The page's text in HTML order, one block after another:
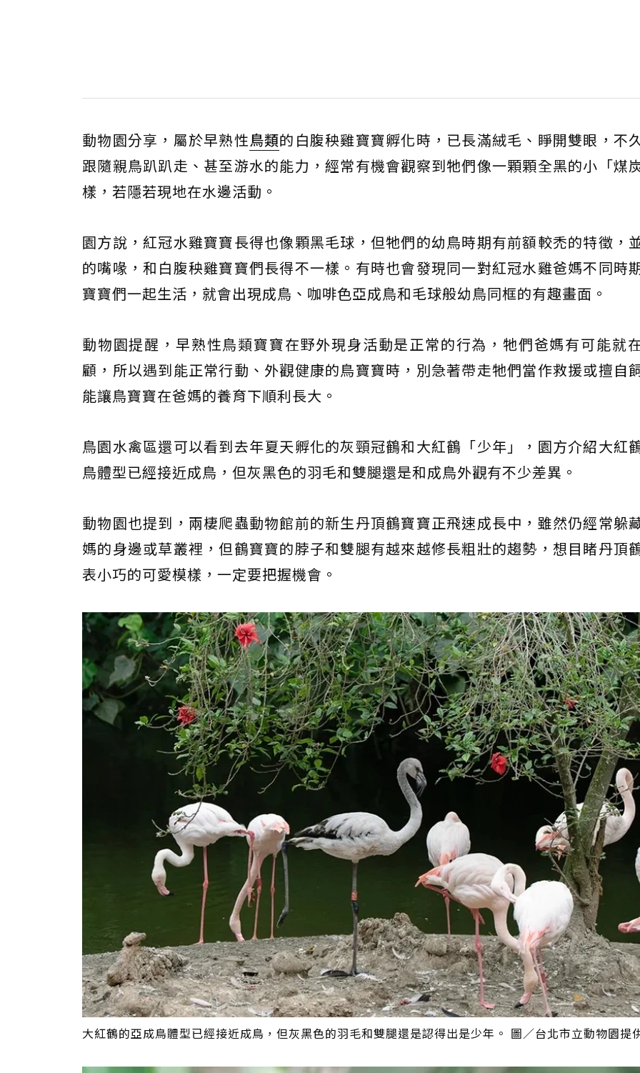
動物園分享，屬於早熟性鳥類的白腹秧雞寶寶孵化時，已長滿絨毛、睜開雙眼，不
跟隨親鳥趴趴走、甚至游水的能力，經常有機會觀察到牠們像一顆顆全黑的小「煤
樣，若隱若現地在水邊活動。
園方說，紅冠水雞寶寶長得也像顆黑毛球，但牠們的幼鳥時期有前額較禿的特徵，
的嘴喙，和白腹秧雞寶寶們長得不一樣。有時也會發現同一對紅冠水雞爸媽不同時
寶寶們一起生活，就會出現成鳥、咖啡色亞成鳥和毛球般幼鳥同框的有趣畫面。
動物園提醒，早熟性鳥類寶寶在野外現身活動是正常的行為，牠們爸媽有可能就
顧，所以遇到能正常行動、外觀健康的鳥寶寶時，別急著帶走牠們當作救援或擅自
能讓鳥寶寶在爸媽的養育下順利長大。
鳥園水禽區還可以看到去年夏天孵化的灰頸冠鶴和大紅鶴「少年」，園方介紹大紅
鳥體型已經接近成鳥，但灰黑色的羽毛和雙腿還是和成鳥外觀有不少差異。
動物園也提到，兩棲爬蟲動物館前的新生丹頂鶴寶寶正飛速成長中，雖然仍經常躲
媽的身邊或草叢裡，但鶴寶寶的脖子和雙腿有越來越修長粗壯的趨勢，想目睹丹頂
表小巧的可愛模樣，一定要把握機會。
大紅鶴的亞成鳥體型已經接近成鳥，但灰黑色的羽毛和雙腿還是認得出是少年。 圖／台北市立動物園提